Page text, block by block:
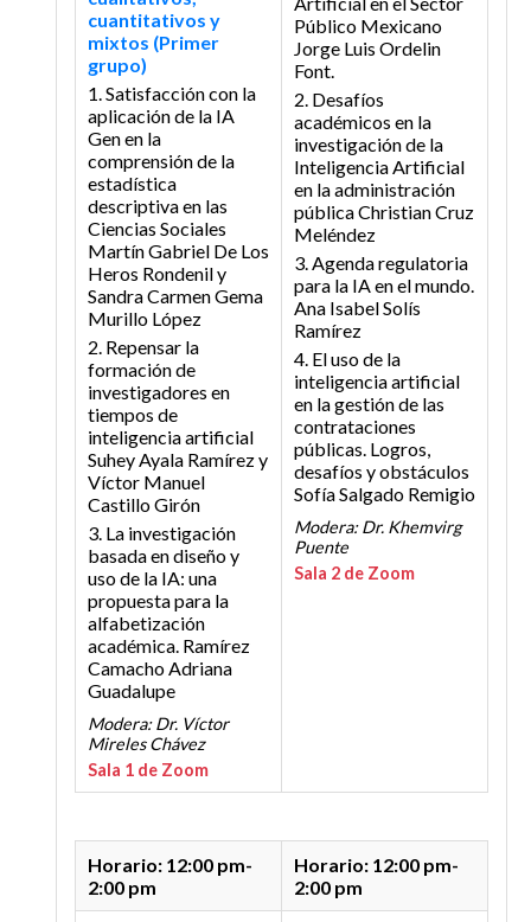
cuantitativos y
mixtos (Primer
grupo)
1. Satisfacción con la
aplicación de la IA
Gen en la
comprensión de la
estadística
descriptiva en las
Ciencias Sociales
Martín Gabriel De Los
Heros Rondenil y
Sandra Carmen Gema
Murillo López
2. Repensar la
formación de
investigadores en
tiempos de
inteligencia artificial
Suhey Ayala Ramírez y
Víctor Manuel
Castillo Girón
3. La investigación
basada en diseño y
uso de la IA: una
propuesta para la
alfabetización
académica. Ramírez
Camacho Adriana
Guadalupe
Modera: Dr. Víctor
Mireles Chávez
Sala 1 de Zoom
Público Mexicano
Jorge Luis Ordelin
Font.
2. Desafíos
académicos en la
investigación de la
Inteligencia Artificial
en la administración
públicaChristian Cruz
Meléndez
3. Agenda regulatoria
para la IA en el mundo.
Ana Isabel Solís
Ramírez
4. El uso de la
inteligencia artificial
en la gestión de las
contrataciones
públicas. Logros,
desafíos y obstáculos
Sofía Salgado Remigio
Modera: Dr. Khemvirg
Puente
Sala 2 de Zoom
Horario: 12:00 pm-
2:00 pm
Horario: 12:00 pm-
2:00 pm